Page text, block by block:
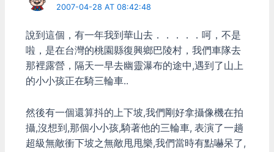
2007-04-28 AT 08:42:48
說到這個，有一年我到華山去．．．．．呵，不是
啦，是在台灣的桃園縣復興鄉巴陵村，我們車隊去
那裡露營，隔天一早去幽靈瀑布的途中,遇到了山上
的小小孩正在騎三輪車..
然後有一個還算抖的上下坡,我們剛好拿攝像機在拍
攝,沒想到,那個小小孩,騎著他的三輪車, 表演了一趟
超級無敵衝下坡之無敵甩甩樂,我們當時有點嚇呆了,